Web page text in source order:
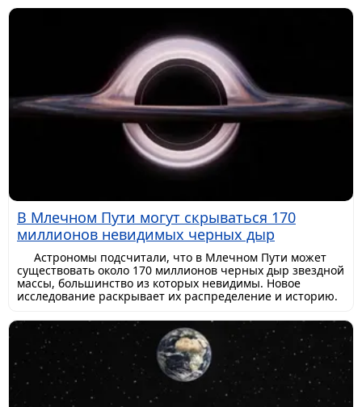
В Млечном Пути могут скрываться 170
миллионов невидимых черных дыр
Астрономы подсчитали, что в Млечном Пути может
существовать около 170 миллионов черных дыр звездной
массы, большинство из которых невидимы. Новое
исследование раскрывает их распределение и историю.